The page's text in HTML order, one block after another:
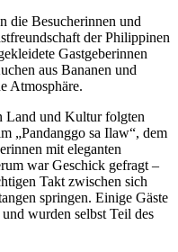
die Besucherinnen und
der Philippinen
Gastgeberinnen
aus Bananen und
Atmosphäre.
Land und Kultur folgten
„Pandanggo sa Ilaw“, dem
mit eleganten
war Geschick gefragt –
Takt zwischen sich
springen. Einige Gäste
wurden selbst Teil des